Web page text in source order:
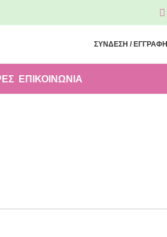
ΣΥΝΔΕΣΗ / ΕΓΓΡΑΦΗ
ΕΠΙΚΟΙΝΩΝΙΑ